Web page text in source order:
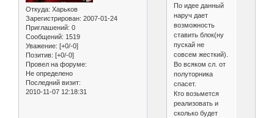
Откуда: Харьков
Зарегистрирован: 2007-01-24
Приглашений: 0
Сообщений: 1519
Уважение: [+0/-0]
Позитив: [+0/-0]
Провел на форуме:
Не определено
Последний визит:
2010-11-07 12:18:31
По идее данный
наруч дает
возможность
ставить блок(ну
пускай не
совсем жесткий).
Во всяком сл. от
полуторника
спасет.
Кто возьмется
реализовать и
сколько будет